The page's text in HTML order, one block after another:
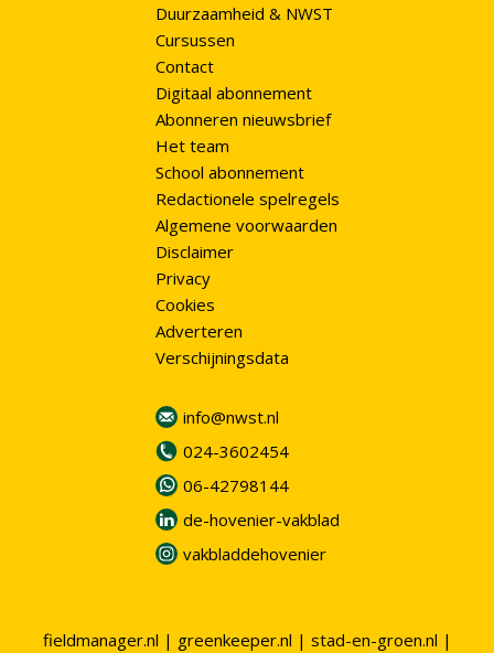
Duurzaamheid & NWST
Cursussen
Contact
Digitaal abonnement
Abonneren nieuwsbrief
Het team
School abonnement
Redactionele spelregels
Algemene voorwaarden
Disclaimer
Privacy
Cookies
Adverteren
Verschijningsdata
info@nwst.nl
024-3602454
06-42798144
de-hovenier-vakblad
vakbladdehovenier
fieldmanager.nl | greenkeeper.nl | stad-en-groen.nl |